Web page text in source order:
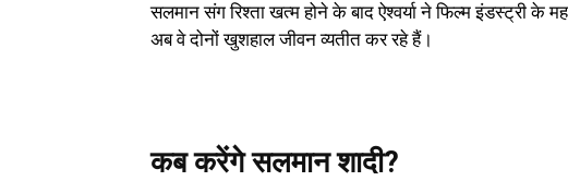
सलमान संग रिश्ता खत्म होने के बाद ऐश्वर्या ने फिल्म इंडस्ट्री
अब वे दोनों खुशहाल जीवन व्यतीत कर रहे हैं।
कब करेंगे सलमान शादी?